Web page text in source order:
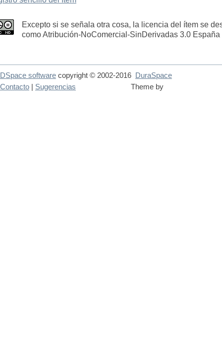
Excepto si se señala otra cosa, la licencia del ítem se
como Atribución-NoComercial-SinDerivadas 3.0 España
DSpace software copyright © 2002-2016 DuraSpace
Theme by
Contacto | Sugerencias